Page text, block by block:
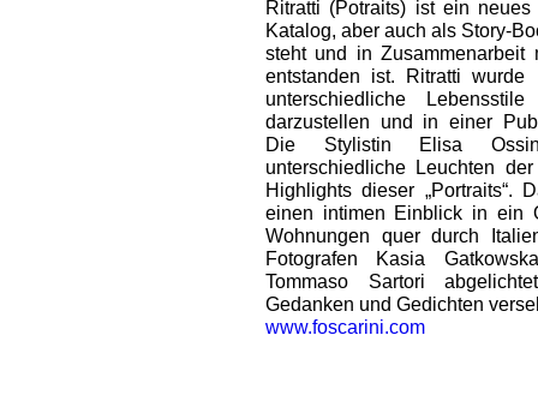
Ritratti (Potraits) ist ein
Katalog, aber auch als Story-
steht und in Zusammenarbeit
entstanden ist. Ritratti
unterschiedliche
darzustellen und in einer
Die Stylistin Elisa
unterschiedliche Leuchten
Highlights dieser „Portraits“.
einen intimen Einblick in ein
Wohnungen quer durch
Fotografen Kasia
Tommaso Sartori
Gedanken und Gedichten
www.foscarini.com